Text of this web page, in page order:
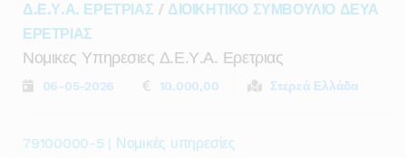
Δ.Ε.Υ.Α. ΕΡΕΤΡΙΑΣ / ΔΙΟΙΚΗΤΙΚΟ ΣΥΜΒΟΥΛΙΟ ΔΕΥΑ
ΕΡΕΤΡΙΑΣ
Νομικες Υπηρεσιες Δ.ε.υ.α. Ερετριας
06-05-2026 10.000,00 Στερεά Ελλάδα
79100000-5 | Νομικές υπηρεσίες